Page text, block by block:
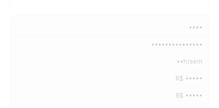
••••
•••••••••••••••
••h/sem
R$ •••••
R$ •••••